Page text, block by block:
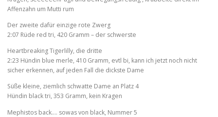
Affenzahn um Mutti rum
Der zweite dafür einzige rote Zwerg
2:07 Rüde red tri, 420 Gramm – der schwerste
Heartbreaking Tigerlilly, die dritte
2:23 Hündin blue merle, 410 Gramm, evtl bi, kann ich jetzt noch nicht
sicher erkennen, auf jeden Fall die dickste Dame
Süße kleine, ziemlich schwatte Dame an Platz 4
Hündin black tri, 353 Gramm, kein Kragen
Mephistos back…. sowas von black, Nummer 5